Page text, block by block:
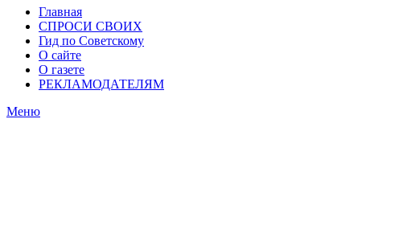
Главная
СПРОСИ СВОИХ
Гид по Советскому
О сайте
О газете
РЕКЛАМОДАТЕЛЯМ
Меню